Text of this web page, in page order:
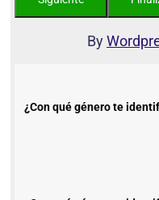
By
¿Con qué género te